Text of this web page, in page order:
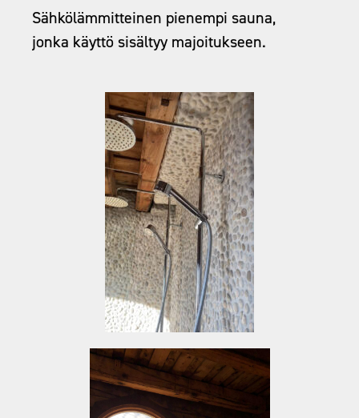
Sähkölämmitteinen pienempi sauna,
jonka käyttö sisältyy majoitukseen.